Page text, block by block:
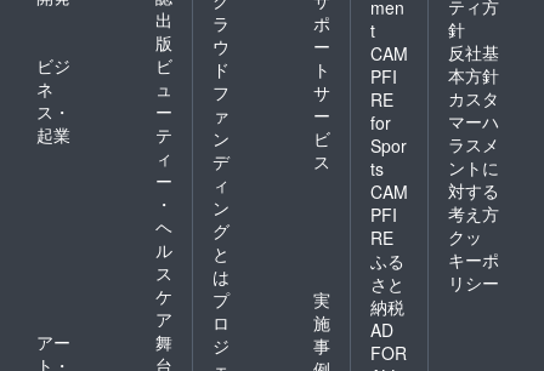
出
版
ビジ
ネ
ス・
起業
ビ
ュ
ー
テ
ィ
ー
・
ヘ
ル
ス
ケ
ア
アー
ト・
舞
台
ラ
ウ
ド
フ
ァ
ン
デ
ィ
ン
グ
と
は
ポ
ー
ト
サ
ー
ビ
ス
プ
ロ
ジ
実
施
事
men
t
CAM
PFI
RE
for
Spor
ts
CAM
PFI
RE
ふる
さと
納税
AD
FOR
ティ方
針
反社基
本方針
カスタ
マーハ
ラスメ
ントに
対する
考え方
クッ
キーポ
リシー